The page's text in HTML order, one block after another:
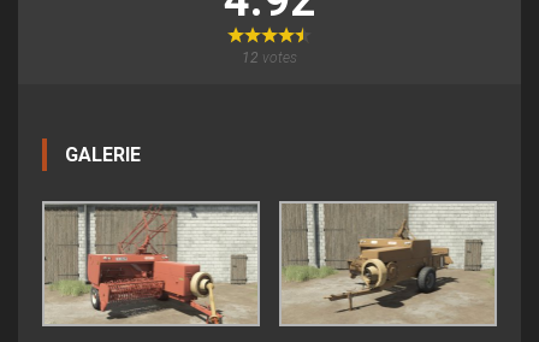
12 votes
GALERIE